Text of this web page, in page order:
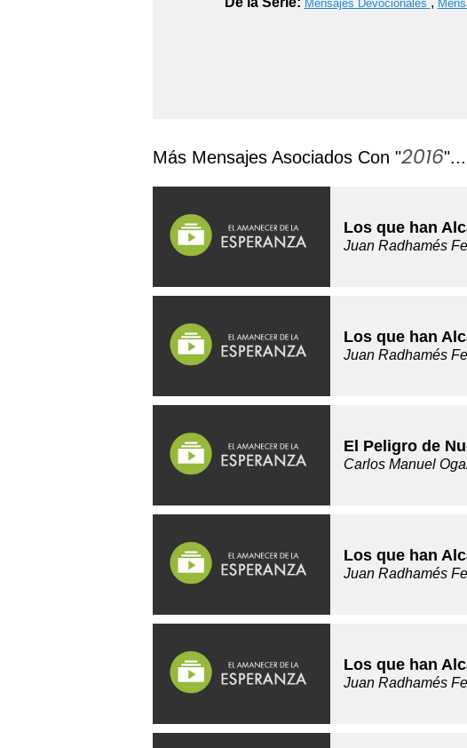
Mensajes Devocionales
Más Mensajes Asociados Con "2016"...
Los que han
Juan Radhamés
Los que han
Juan Radhamés
El Peligro de
Carlos Manuel
Los que han
Juan Radhamés
Los que han
Juan Radhamés